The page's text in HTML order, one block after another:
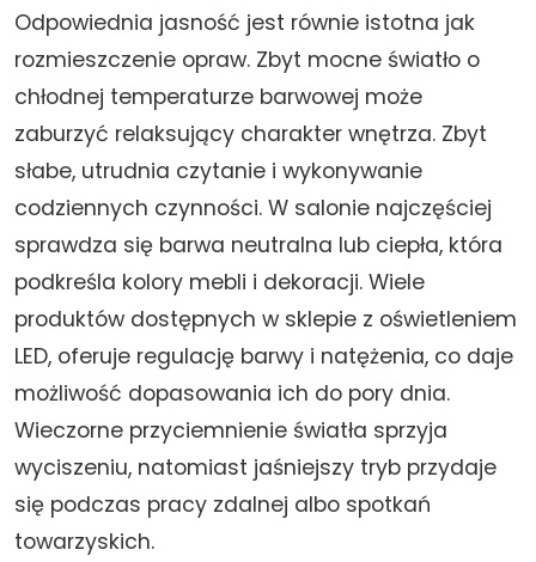
Odpowiednia jasność jest równie istotna jak
rozmieszczenie opraw. Zbyt mocne światło o
chłodnej temperaturze barwowej może
zaburzyć relaksujący charakter wnętrza. Zbyt
słabe, utrudnia czytanie i wykonywanie
codziennych czynności. W salonie najczęściej
sprawdza się barwa neutralna lub ciepła, która
podkreśla kolory mebli i dekoracji. Wiele
produktów dostępnych w sklepie z oświetleniem
LED, oferuje regulację barwy i natężenia, co daje
możliwość dopasowania ich do pory dnia.
Wieczorne przyciemnienie światła sprzyja
wyciszeniu, natomiast jaśniejszy tryb przydaje
się podczas pracy zdalnej albo spotkań
towarzyskich.